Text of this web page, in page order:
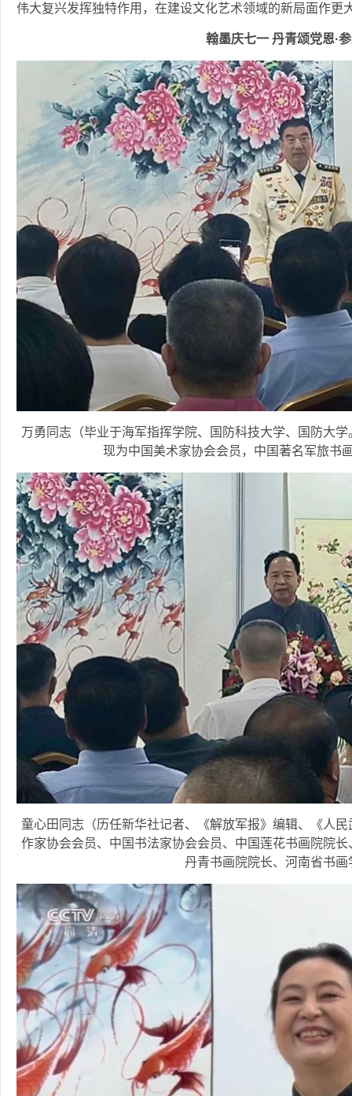
伟大复兴发挥独特作用，在建设文化艺术领域的新局面作更
翰墨庆七一 丹青颂党恩·
万勇同志（毕业于海军指挥学院、国防科技大学、国防大
现为中国美术家协会会员，中国著名军旅书
童心田同志（历任新华社记者、《解放军报》编辑、《人
作家协会会员、中国书法家协会会员、中国莲花书画院院
丹青书画院院长、河南省书